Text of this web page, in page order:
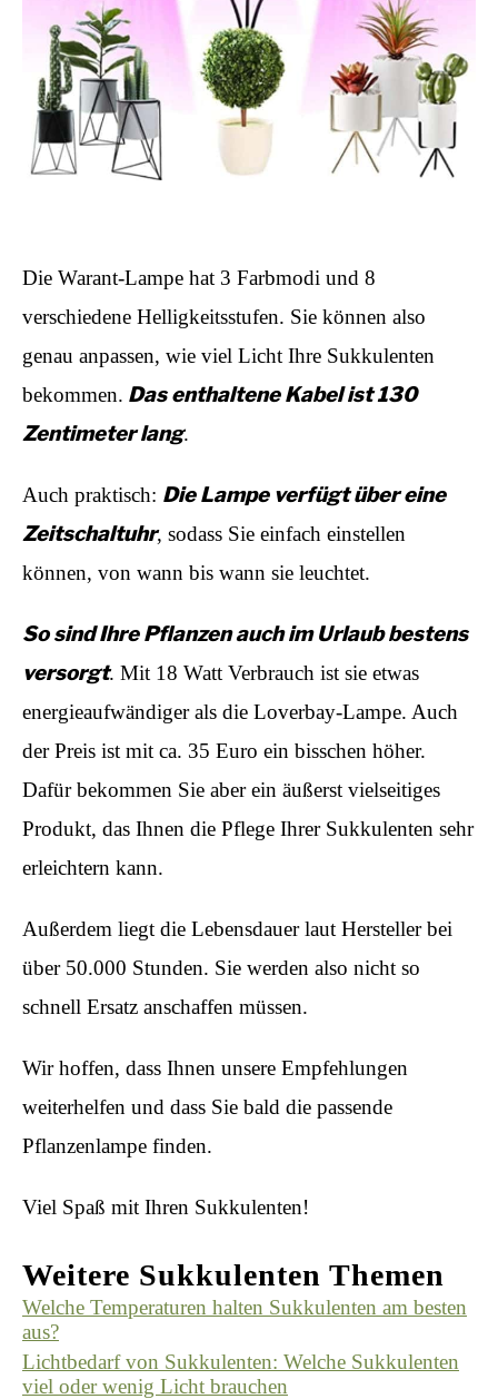
Die Warant-Lampe hat 3 Farbmodi und 8
verschiedene Helligkeitsstufen. Sie können also
genau anpassen, wie viel Licht Ihre Sukkulenten
bekommen. Das enthaltene Kabel ist 130
Zentimeter lang.
Auch praktisch: Die Lampe verfügt über eine
Zeitschaltuhr, sodass Sie einfach einstellen
können, von wann bis wann sie leuchtet.
So sind Ihre Pflanzen auch im Urlaub bestens
versorgt. Mit 18 Watt Verbrauch ist sie etwas
energieaufwändiger als die Loverbay-Lampe. Auch
der Preis ist mit ca. 35 Euro ein bisschen höher.
Dafür bekommen Sie aber ein äußerst vielseitiges
Produkt, das Ihnen die Pflege Ihrer Sukkulenten sehr
erleichtern kann.
Außerdem liegt die Lebensdauer laut Hersteller bei
über 50.000 Stunden. Sie werden also nicht so
schnell Ersatz anschaffen müssen.
Wir hoffen, dass Ihnen unsere Empfehlungen
weiterhelfen und dass Sie bald die passende
Pflanzenlampe finden.
Viel Spaß mit Ihren Sukkulenten!
Weitere Sukkulenten Themen
Welche Temperaturen halten Sukkulenten am besten
aus?
Lichtbedarf von Sukkulenten: Welche Sukkulenten
viel oder wenig Licht brauchen